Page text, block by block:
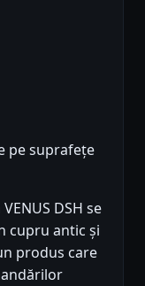
pe suprafețe
DSH se
cupru antic și
produs care